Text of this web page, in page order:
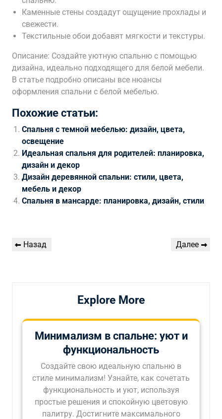
Каменные стены создадут ощущение прохлады и
свежести.
Текстильные обои добавят мягкости и текстуры.
Описание: Создайте уютную спальню с помощью
дизайна, идеально подходящего для белой мебели.
В статье подробно описаны все нюансы
оформления спальни с белой мебелью.
Похожие статьи:
Спальня с темной мебелью: дизайн, цвета,
освещение
Идеальная спальня для родителей: планировка,
дизайн и декор
Дизайн деревянной спальни: стили, цвета,
мебель и декор
Спальня в мансарде: планировка, дизайн, стили
Навигация
Предыдущая
Назад
Следующая
Далее
Explore More
Минимализм в спальне: уют и
функциональность
Создайте свою идеальную спальню в
стиле минимализм! Узнайте, как сочетать
функциональность и уют, используя
простые решения и спокойную цветовую
палитру. Достигните максимального